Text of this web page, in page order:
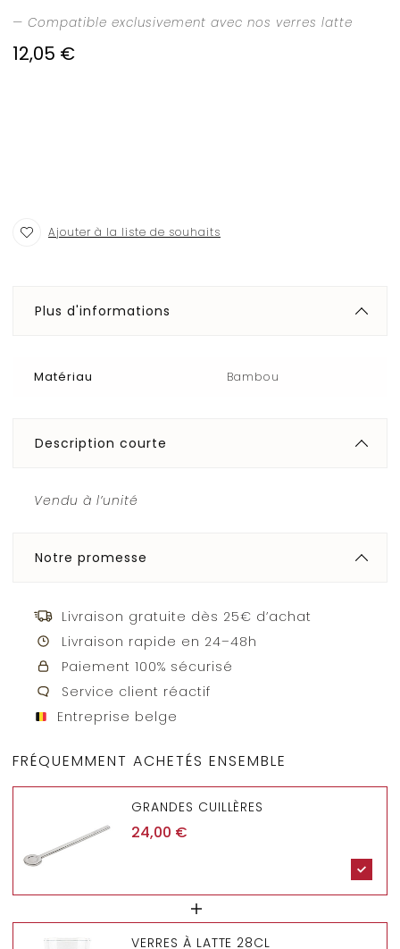
— Compatible exclusivement avec nos verres latte
12,05 €
Ajouter à la liste de souhaits
Plus d'informations
Matériau Bambou
Description courte
Vendu à l’unité
Notre promesse
Livraison gratuite dès 25€ d’achat
Livraison rapide en 24–48h
Paiement 100% sécurisé
Service client réactif
Entreprise belge
FRÉQUEMMENT ACHETÉS ENSEMBLE
GRANDES CUILLÈRES
24,00 €
VERRES À LATTE 28CL